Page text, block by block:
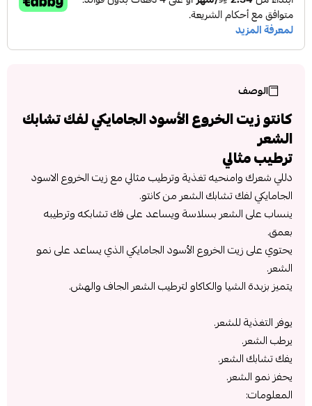
الوصف
كانتو زيت الخروع الأسود الجامايكي لفك تشابك
الشعر
ترطيب مثالي
دللي شعرك وامنحيه تغذية وترطيب مثالي مع زيت الخروع الاسود
الجامايكي لفك تشابك الشعر من كانتو.
ينساب على الشعر بسلاسة ويساعد على فك تشابكه وترطيبه
بعمق.
يحتوي على زيت الخروع الأسود الجامايكي الذي يساعد على نمو
الشعر.
يتميز بزبدة الشيا والكاكاو لترطيب الشعر الجاف والهش.
يوفر التغذية للشعر.
يرطب الشعر.
يفك تشابك الشعر.
يحفز نمو الشعر.
المعلومات: